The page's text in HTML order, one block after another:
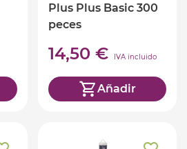
Plus Plus Basic 300
peces
14,50 € IVA incluido
Añadir